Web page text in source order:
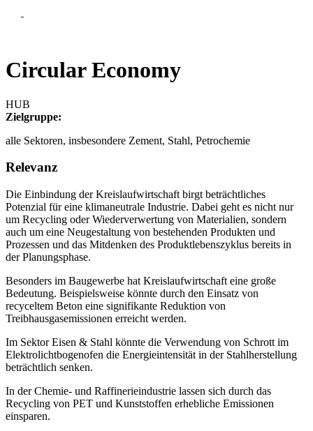
Circular Economy
HUB
Zielgruppe:
alle Sektoren, insbesondere Zement, Stahl, Petrochemie
Relevanz
Die Einbindung der Kreislaufwirtschaft birgt beträchtliches
Potenzial für eine klimaneutrale Industrie. Dabei geht es nicht nur
um Recycling oder Wiederverwertung von Materialien, sondern
auch um eine Neugestaltung von bestehenden Produkten und
Prozessen und das Mitdenken des Produktlebenszyklus bereits in
der Planungsphase.
Besonders im Baugewerbe hat Kreislaufwirtschaft eine große
Bedeutung. Beispielsweise könnte durch den Einsatz von
recyceltem Beton eine signifikante Reduktion von
Treibhausgasemissionen erreicht werden.
Im Sektor Eisen & Stahl könnte die Verwendung von Schrott im
Elektrolichtbogenofen die Energieintensität in der Stahlherstellung
beträchtlich senken.
In der Chemie- und Raffinerieindustrie lassen sich durch das
Recycling von PET und Kunststoffen erhebliche Emissionen
einsparen.